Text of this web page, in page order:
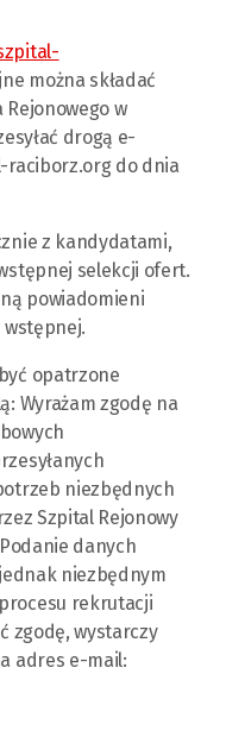
można składać
w
drogą e-
raciborz.orgdo dnia
z kandydatami,
selekcji ofert.
powiadomieni
opatrzone
Wyrażam zgodę na
niezbędnych
Szpital Rejonowy
danych
niezbędnym
rekrutacji
zgodę, wystarczy
adres e-mail: